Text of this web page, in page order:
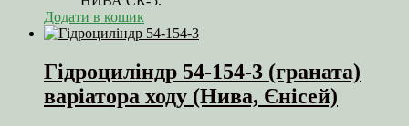
Додати в кошик
Гідроциліндр 54-154-3 (граната)
варіатора ходу (Нива, Єнісей)